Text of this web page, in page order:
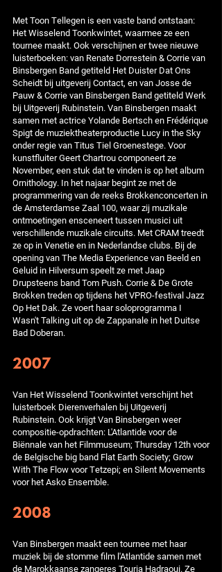
Met Toon Tellegen is een vaste band ontstaan:
Het Wisselend Toonkwintet, waarmee ze een
tournee maakt. Ook verschijnen er twee nieuwe
luisterboeken: van Renate Dorrestein & Corrie van
Binsbergen Band getiteld Het Duister Dat Ons
Scheidt bij uitgeverij Contact, en van Josse de
Pauw & Corrie van Binsbergen Band getiteld Werk
bij Uitgeverij Rubinstein. Van Binsbergen maakt
samen met actrice Yolande Bertsch en Frédérique
Spigt de muziektheaterproductie Lucy in the Sky
onder regie van Titus Tiel Groenestege. Voor
kunstfluiter Geert Chartrou componeert ze
November, een stuk dat te vinden is op het album
Ornithology. In het najaar begint ze met de
programmering van de reeks Brokkenconcerten in
de Amsterdamse Zaal 100, waar zij muzikale
ontmoetingen ensceneert tussen musici uit
verschillende muzikale circuits. Met CRAM treedt
ze op in Venetie en in Nederlandse clubs. Bij de
opening van The Media Experience van Beeld en
Geluid in Hilversum speelt ze met Jaap
Drupsteens band Tom Push. Corrie & De Grote
Brokken treden op tijdens het VPRO-festival Jazz
Op Het Dak. Ze voert haar soloprogramma I
Wasn't Talking uit op de Zappanale in het Duitse
Bad Doberan.
2007
Van Het Wisselend Toonkwintet verschijnt het
luisterboek Dierenverhalen bij Uitgeverij
Rubinstein. Ook krijgt Van Binsbergen weer
compositie-opdrachten: L'Atlantide voor de
Biënnale van het Filmmuseum; Thursday 12th voor
de Belgische big band Flat Earth Society; Grow
With The Flow voor Tetzepi; en Silent Movements
voor het Asko Ensemble.
2008
Van Binsbergen maakt een tournee met haar
muziek bij de stomme film l'Atlantide samen met
de Marokkaanse zangeres Touria Hadraoui. Ze